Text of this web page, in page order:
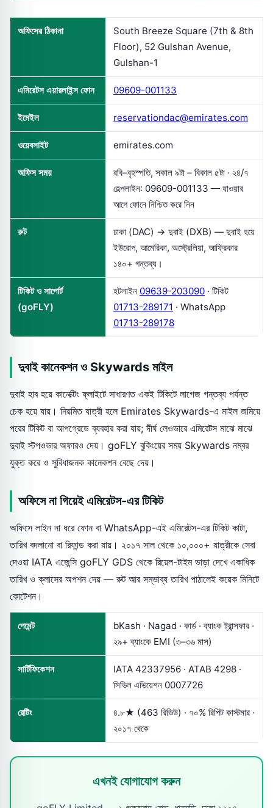
অফিসের ঠিকানা
South Breeze Square (7th & 8th
Floor), 52 Gulshan Avenue,
Gulshan-1
এমিরেটস এয়ারলাইন্স ফোন 09609-001133
ইমেইল reservationdac@emirates.com
ওয়েবসাইট emirates.com
অফিস সময়
রবি–বৃহস্পতি, সকাল ৯টা – বিকাল ৫টা · ২৪/৭
হেল্পলাইন: 09609-001133 — যাওয়ার
আগে ফোনে নিশ্চিত করে নিন
রুট
ঢাকা (DAC) → দুবাই (DXB) — দুবাই হয়ে
ইউরোপ, আমেরিকা, অস্ট্রেলিয়া, আফ্রিকার
১৪০+ গন্তব্য।
টিকিট ও সাপোর্ট
(goFLY)
হটলাইন 09639-203090 · টিকিট
01713-289171 · WhatsApp
01713-289178
দুবাই কানেকশন ও Skywards মাইল
দুবাই হাব হয়ে কানেক্টিং ফ্লাইটে সাধারণত একই টিকিটে লাগেজ গন্তব্য পর্যন্ত
চেক হয়ে যায়। নিয়মিত যাত্রী হলে Emirates Skywards-এ মাইল জমিয়ে
পরের টিকিট বা আপগ্রেডে ব্যবহার করা যায়; দীর্ঘ লেওভারে এমিরেটস মাঝে মাঝে
দুবাই স্টপওভার অফারও দেয়। goFLY বুকিংয়ের সময় Skywards নম্বর
যুক্ত করে ও সুবিধাজনক কানেকশন বেছে দেয়।
অফিসে না গিয়েই এমিরেটস-এর টিকিট
অফিসে লাইন না ধরে ফোন বা WhatsApp-এই এমিরেটস-এর টিকিট কাটা,
তারিখ বদলানো বা রিফান্ড করা যায়। ২০১৭ সাল থেকে ১০,০০০+ যাত্রীকে সেবা
দেওয়া IATA এজেন্সি goFLY GDS থেকে রিয়েল-টাইম ভাড়া দেখে একাধিক
তারিখ ও ক্লাসের অপশন দেয় — রুট আর সম্ভাব্য তারিখ পাঠালেই কয়েক মিনিটে
কোটেশন।
পেমেন্ট
bKash · Nagad · কার্ড · ব্যাংক ট্রান্সফার ·
২৯+ ব্যাংকে EMI (৩–৩৬ মাস)
সার্টিফিকেশন
IATA 42337956 · ATAB 4298 ·
সিভিল এভিয়েশন 0007726
রেটিং
৪.৮★ (463 রিভিউ) · ৭০% রিপিট কাস্টমার ·
২০১৭ থেকে
এখনই যোগাযোগ করুন